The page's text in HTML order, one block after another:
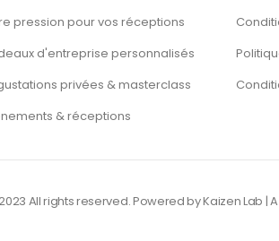
pression pour vos réceptions
d'entreprise personnalisés
privées & masterclass
& réceptions
All rights reserved.Powered by Kaizen Lab |